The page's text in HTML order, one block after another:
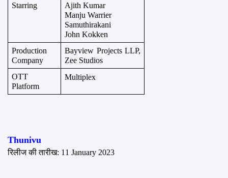
Starring
Ajith Kumar
Manju Warrier
Samuthirakani
John Kokken
Production
Company
Bayview Projects LLP,
Zee Studios
OTT
Platform
Multiplex
Thunivu
रिलीज की तारीख: 11 January 2023